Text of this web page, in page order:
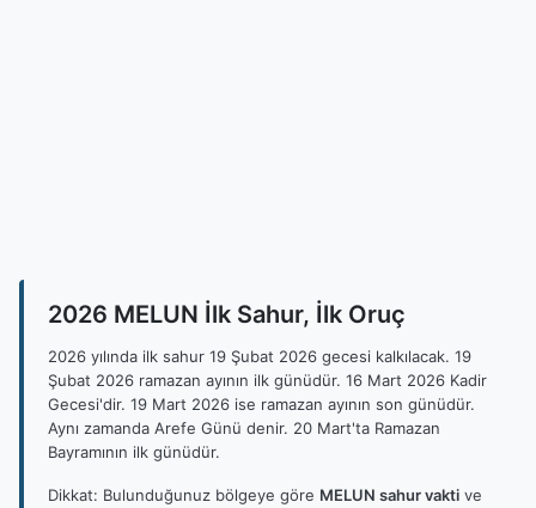
2026 MELUN İlk Sahur, İlk Oruç
2026 yılında ilk sahur 19 Şubat 2026 gecesi kalkılacak. 19
Şubat 2026 ramazan ayının ilk günüdür. 16 Mart 2026 Kadir
Gecesi'dir. 19 Mart 2026 ise ramazan ayının son günüdür.
Aynı zamanda Arefe Günü denir. 20 Mart'ta Ramazan
Bayramının ilk günüdür.
Dikkat: Bulunduğunuz bölgeye göre MELUN sahur vakti ve